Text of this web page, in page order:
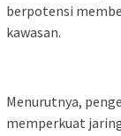
berpotensi
kawasan.
Menurutnya,
memperkuat